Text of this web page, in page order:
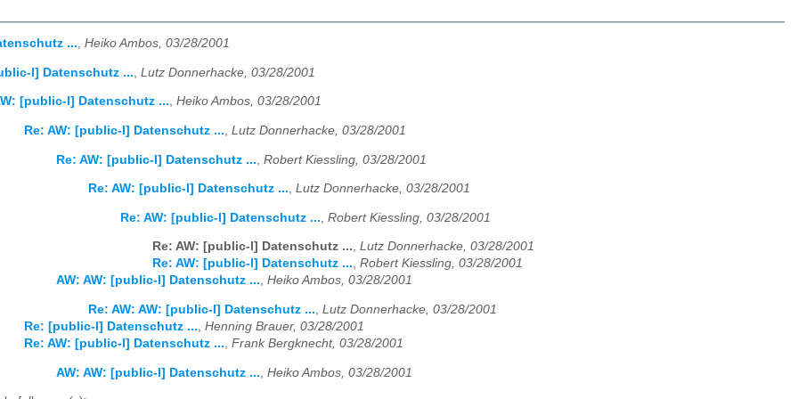
..., Heiko Ambos, 03/28/2001
l] Datenschutz ... Lutz Donnerhacke, 03/28/2001
[public-l] Datenschutz ..., Heiko Ambos, 03/28/2001
Re: AW: [public-l] Datenschutz ..., Lutz Donnerhacke, 03/28/2001
Re: AW: [public-l] Datenschutz ... Robert Kiessling, 03/28/2001
Re: AW: [public-l] Datenschutz ..., Lutz Donnerhacke, 03/28/2001
Re: AW: [public-l] Datenschutz ... Robert Kiessling, 03/28/2001
Re: AW: [public-l] Datenschutz ..., Lutz Donnerhacke, 03/28/2001
Re: AW: [public-l] Datenschutz ..., Robert Kiessling, 03/28/2001
AW: AW: [public-l] Datenschutz ..., Heiko Ambos, 03/28/2001
Re: AW: AW: [public-l] Datenschutz ..., Lutz Donnerhacke, 03/28/2001
Re: [public-l] Datenschutz ..., Henning Brauer, 03/28/2001
Re: AW: [public-l] Datenschutz ..., Frank Bergknecht, 03/28/2001
AW: AW: [public-l] Datenschutz ... Heiko Ambos, 03/28/2001